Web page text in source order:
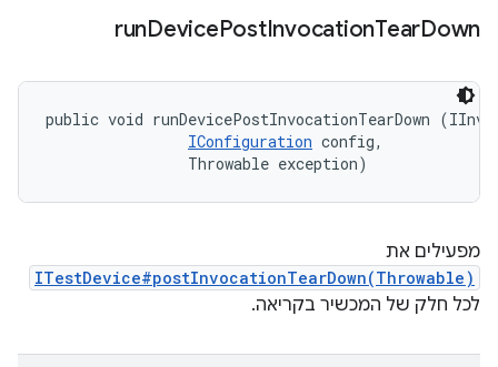
runDevicePostInvocationTearDown
public void runDevicePostInvocationTearDown
IConfiguration config,
                Throwable exception)
מפעילים את
ITestDevice#postInvocationTearDown(Throwable)
לכל חלק של המכשיר בקריאה.